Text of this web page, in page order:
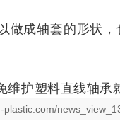
做成轴套的形状
维护塑料直线轴承
plastic.com/